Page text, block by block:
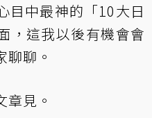
目中最神的「10大日
，這我以後有機會會
聊。
見。